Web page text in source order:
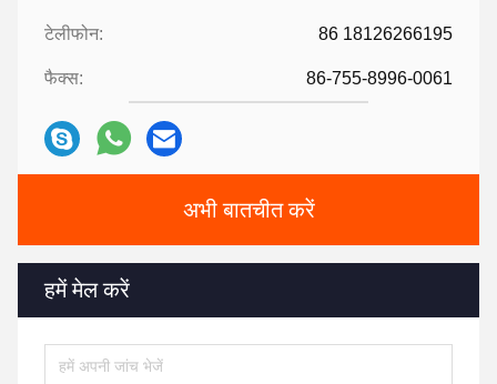
टेलीफोन: 86 18126266195
फैक्स: 86-755-8996-0061
अभी बातचीत करें
हमें मेल करें